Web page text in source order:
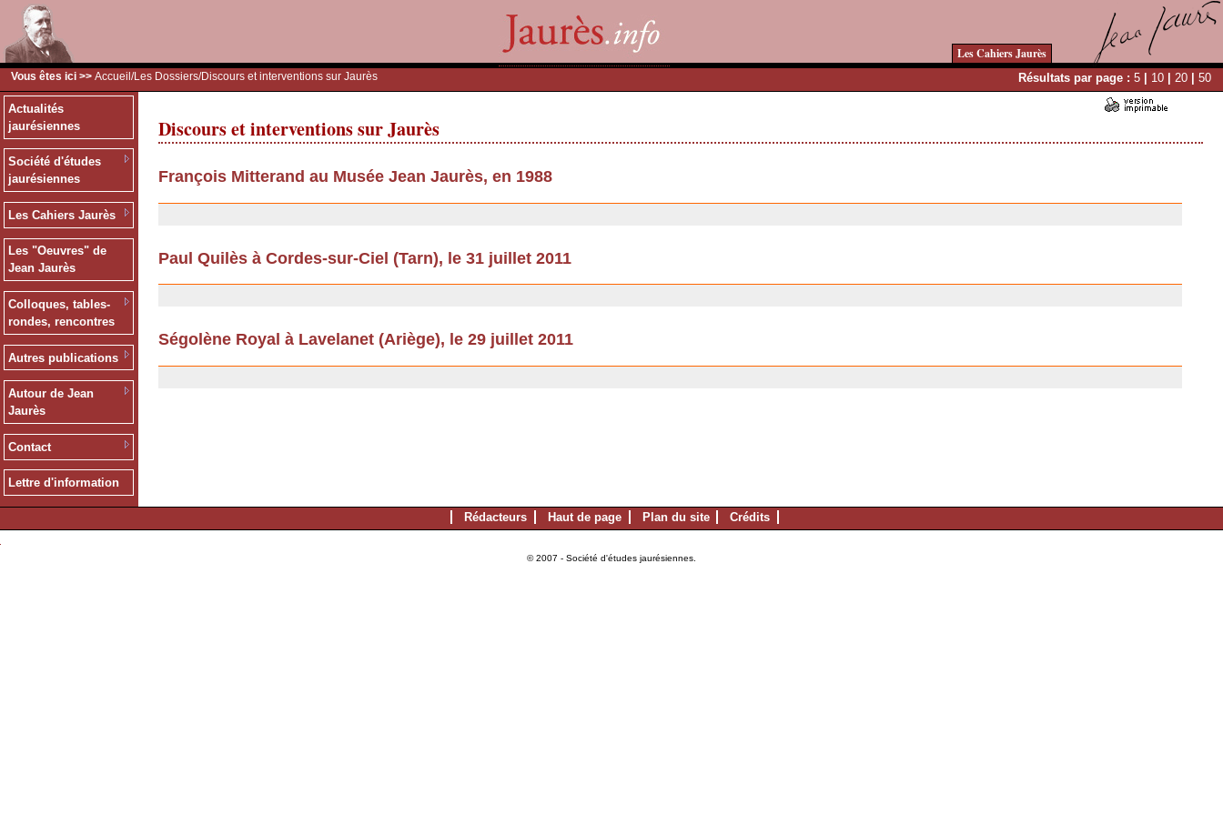
Les Cahiers Jaurès
Vous êtes ici >> Accueil /Les Dossiers/Discours et interventions sur Jaurès Résultats par page : 5 | 10 | 20 | 50
Actualités
jaurésiennes
Société d'études
jaurésiennes
Les Cahiers Jaurès
Les "Oeuvres" de
Jean Jaurès
Colloques, tables-
rondes, rencontres
Autres publications
Autour de Jean
Jaurès
Contact
Lettre d'information
Discours et interventions sur Jaurès
François Mitterand au Musée Jean Jaurès, en 1988
Paul Quilès à Cordes-sur-Ciel (Tarn), le 31 juillet 2011
Ségolène Royal à Lavelanet (Ariège), le 29 juillet 2011
Rédacteurs Haut de page Plan du site Crédits
© 2007 - Société d'études jaurésiennes.